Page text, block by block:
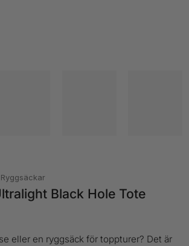
Ryggsäckar
Black Hole Tote
eller en ryggsäck för toppturer? Det är